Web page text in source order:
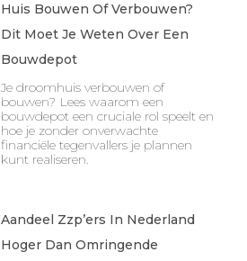
Huis Bouwen Of Verbouwen?
Dit Moet Je Weten Over Een
Bouwdepot
Je droomhuis verbouwen of
bouwen? Lees waarom een
bouwdepot een cruciale rol speelt en
hoe je zonder onverwachte
financiële tegenvallers je plannen
kunt realiseren.
Aandeel Zzp’ers In Nederland
Hoger Dan Omringende